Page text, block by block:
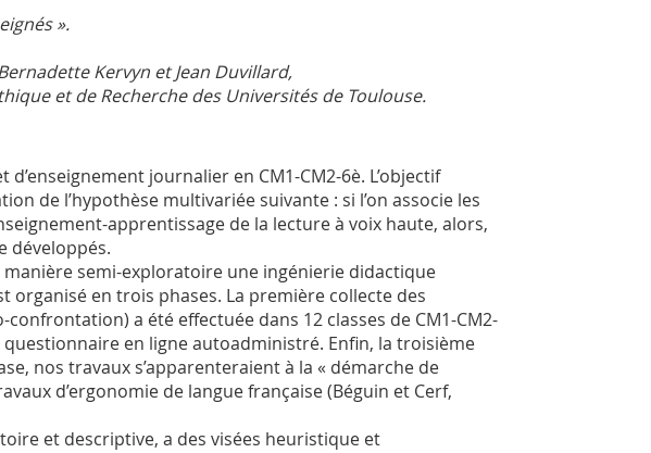
».
Kervyn et Jean Duvillard,
et de Recherche des Universités de Toulouse.
journalier en CM1-CM2-6è. L’objectif
de l’hypothèse multivariée suivante : si l’on associe les
apprentissage de la lecture à voix haute, alors,
développés.
semi-exploratoire une ingénierie didactique
en trois phases. La première collecte des
a été effectuée dans 12 classes de CM1-CM2-
en ligne autoadministré. Enfin, la troisième
nos travaux s’apparenteraient à la « démarche de
d’ergonomie de langue française (Béguin et Cerf,
et descriptive, a des visées heuristique et